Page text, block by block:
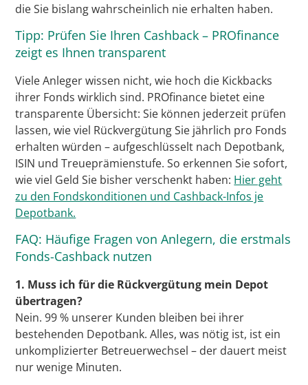
die Sie bislang wahrscheinlich nie erhalten haben.
Tipp: Prüfen Sie Ihren Cashback – PROfinance
zeigt es Ihnen transparent
Viele Anleger wissen nicht, wie hoch die Kickbacks
ihrer Fonds wirklich sind. PROfinance bietet eine
transparente Übersicht: Sie können jederzeit prüfen
lassen, wie viel Rückvergütung Sie jährlich pro Fonds
erhalten würden – aufgeschlüsselt nach Depotbank,
ISIN und Treueprämienstufe. So erkennen Sie sofort,
wie viel Geld Sie bisher verschenkt haben: Hier geht
zu den Fondskonditionen und Cashback-Infos je
Depotbank.
FAQ: Häufige Fragen von Anlegern, die erstmals
Fonds-Cashback nutzen
1. Muss ich für die Rückvergütung mein Depot
übertragen?
Nein. 99 % unserer Kunden bleiben bei ihrer
bestehenden Depotbank. Alles, was nötig ist, ist ein
unkomplizierter Betreuerwechsel – der dauert meist
nur wenige Minuten.